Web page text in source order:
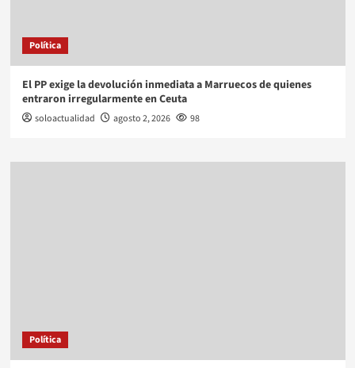
Política
El PP exige la devolución inmediata a Marruecos de quienes
entraron irregularmente en Ceuta
soloactualidad agosto 2, 2026 98
Política